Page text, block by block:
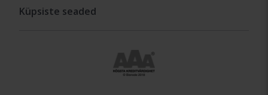
Küpsiste seaded